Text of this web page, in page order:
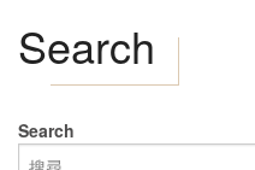
中心簡介
Search
Search